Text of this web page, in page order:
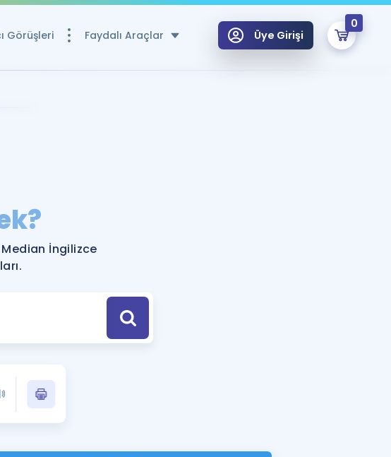
Görüşleri Faydalı Araçlar
ve YÖKDİL Puan Hesaplama Aracı
Aracı
ve YÖKDİL'e Hazırlananlar için Öneriler
ÖSYM Sınavları Tek Takvimde
- YÖKDİL Tüm Sınavlarla İlgili Haberler
Gramer
Üye Girişi
0
İngilizce